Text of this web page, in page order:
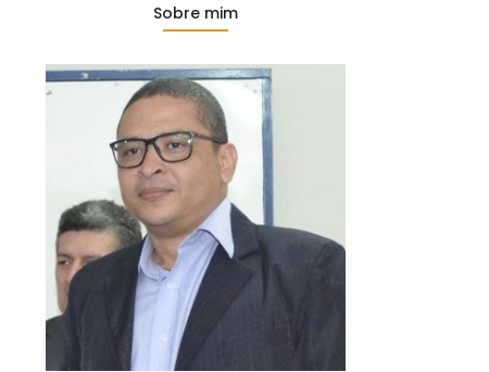
Sobre mim